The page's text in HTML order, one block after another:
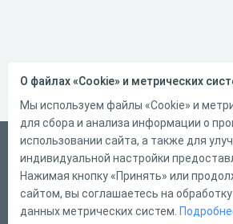
Русский
Справка
Форма обратной связи
О файлах «Cookie» и метрических
Мы используем файлы «Cookie» и
для сбора и анализа информации о
использовании сайта, а также для
индивидуальной настройки
Нажимая кнопку «Принять» или
сайтом, вы соглашаетесь на
данных метрических систем.